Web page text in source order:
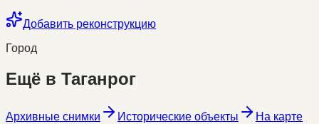
Добавить реконструкцию
Город
Ещё в Таганрог
Архивные снимки Исторические объекты На карте